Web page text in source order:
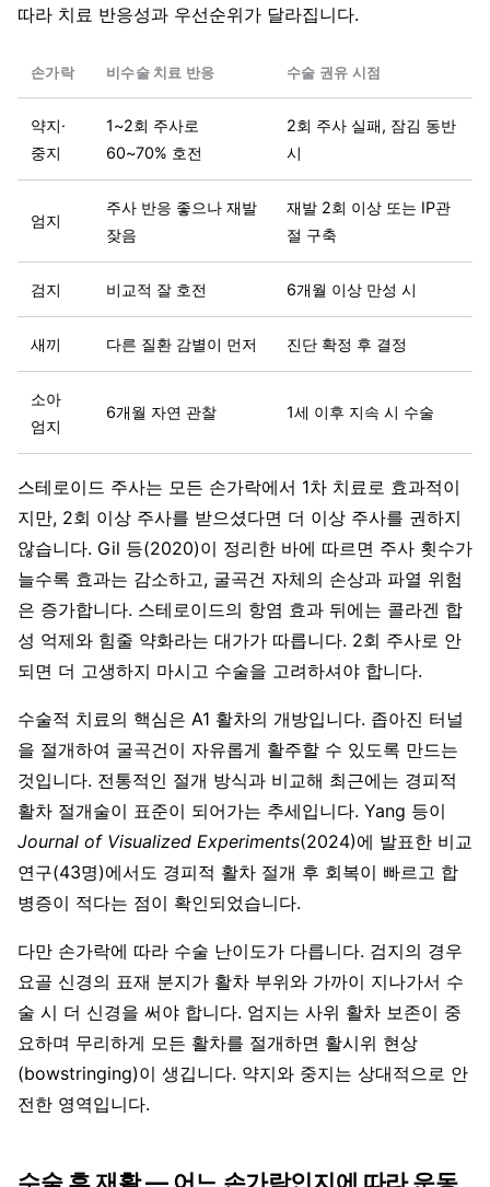
따라 치료 반응성과 우선순위가 달라집니다.
손가락 비수술 치료 반응 수술 권유 시점
약지·
중지
1~2회 주사로
60~70% 호전
2회 주사 실패, 잠김 동반
시
엄지
주사 반응 좋으나 재발
잦음
재발 2회 이상 또는 IP관
절 구축
검지 비교적 잘 호전 6개월 이상 만성 시
새끼 다른 질환 감별이 먼저 진단 확정 후 결정
소아
엄지
6개월 자연 관찰 1세 이후 지속 시 수술
스테로이드 주사는 모든 손가락에서 1차 치료로 효과적이
지만, 2회 이상 주사를 받으셨다면 더 이상 주사를 권하지
않습니다. Gil 등(2020)이 정리한 바에 따르면 주사 횟수가
늘수록 효과는 감소하고, 굴곡건 자체의 손상과 파열 위험
은 증가합니다. 스테로이드의 항염 효과 뒤에는 콜라겐 합
성 억제와 힘줄 약화라는 대가가 따릅니다. 2회 주사로 안
되면 더 고생하지 마시고 수술을 고려하셔야 합니다.
수술적 치료의 핵심은 A1 활차의 개방입니다. 좁아진 터널
을 절개하여 굴곡건이 자유롭게 활주할 수 있도록 만드는
것입니다. 전통적인 절개 방식과 비교해 최근에는 경피적
활차 절개술이 표준이 되어가는 추세입니다. Yang 등이
Journal of Visualized Experiments(2024)에 발표한 비교
연구(43명)에서도 경피적 활차 절개 후 회복이 빠르고 합
병증이 적다는 점이 확인되었습니다.
다만 손가락에 따라 수술 난이도가 다릅니다. 검지의 경우
요골 신경의 표재 분지가 활차 부위와 가까이 지나가서 수
술 시 더 신경을 써야 합니다. 엄지는 사위 활차 보존이 중
요하며 무리하게 모든 활차를 절개하면 활시위 현상
(bowstringing)이 생깁니다. 약지와 중지는 상대적으로 안
전한 영역입니다.